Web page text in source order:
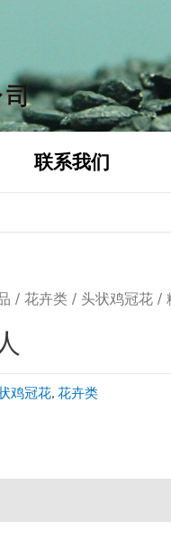
联系我们
/ 花卉类 / 头状鸡冠花 /
鸡冠花, 花卉类